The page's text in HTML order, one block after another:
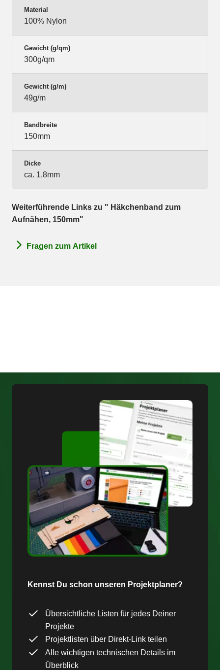
Material
100% Nylon
Gewicht (g/qm)
300g/qm
Gewicht (g/m)
49g/m
Bandbreite
150mm
Dicke
ca. 1,8mm
Weiterführende Links zu " Häkchenband zum
Aufnähen, 150mm"
Fragen zum Artikel
Kennst Du schon unseren Projektplaner?
Übersichtliche Listen für jedes Deiner
Projekte
Projektlisten über Direkt-Link teilen
Alle wichtigen technischen Details im
Überblick